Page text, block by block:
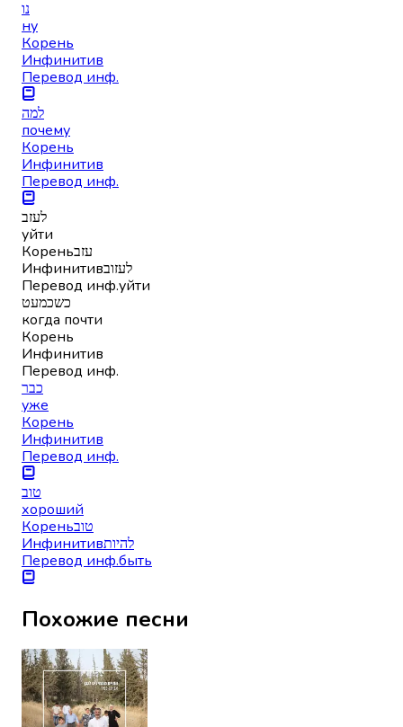
נו
ну
Корень
Инфинитив
Перевод инф.
למה
почему
Корень
Инфинитив
Перевод инф.
לעזב
уйти
Кореньעזב
Инфинитивלעזוב
Перевод инф.уйти
כשכמעט
когда почти
Корень
Инфинитив
Перевод инф.
כבר
уже
Корень
Инфинитив
Перевод инф.
טוב
хороший
Кореньטוב
Инфинитивלהיות
Перевод инф.быть
Похожие песни